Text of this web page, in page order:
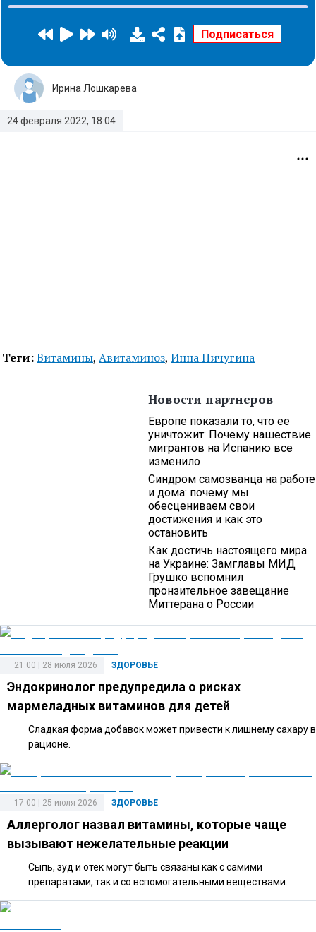
24 февраля 2022, 18:04
Ирина Лошкарева
Теги:Витамины, Авитаминоз, Инна Пичугина
Новости партнеров
Европе показали то, что ее
уничтожит: Почему нашествие
мигрантов на Испанию все
изменило
Синдром самозванца на работе
и дома: почему мы
обесцениваем свои
достижения и как это
остановить
Как достичь настоящего мира
на Украине: Замглавы МИД
Грушко вспомнил
пронзительное завещание
Миттерана о России
ЗДОРОВЬЕ
21:00 | 28 июля 2026
Эндокринолог предупредила о рисках
мармеладных витаминов для детей
Сладкая форма добавок может привести к лишнему сахару в
рационе.
ЗДОРОВЬЕ
17:00 | 25 июля 2026
Аллерголог назвал витамины, которые чаще
вызывают нежелательные реакции
Сыпь, зуд и отек могут быть связаны как с самими
препаратами, так и со вспомогательными веществами.